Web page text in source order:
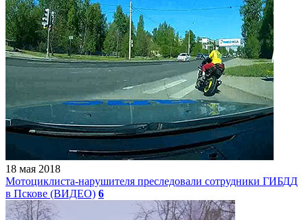
18 мая 2018
Мотоциклиста-нарушителя преследовали сотрудники ГИБДД
в Пскове (ВИДЕО) 6